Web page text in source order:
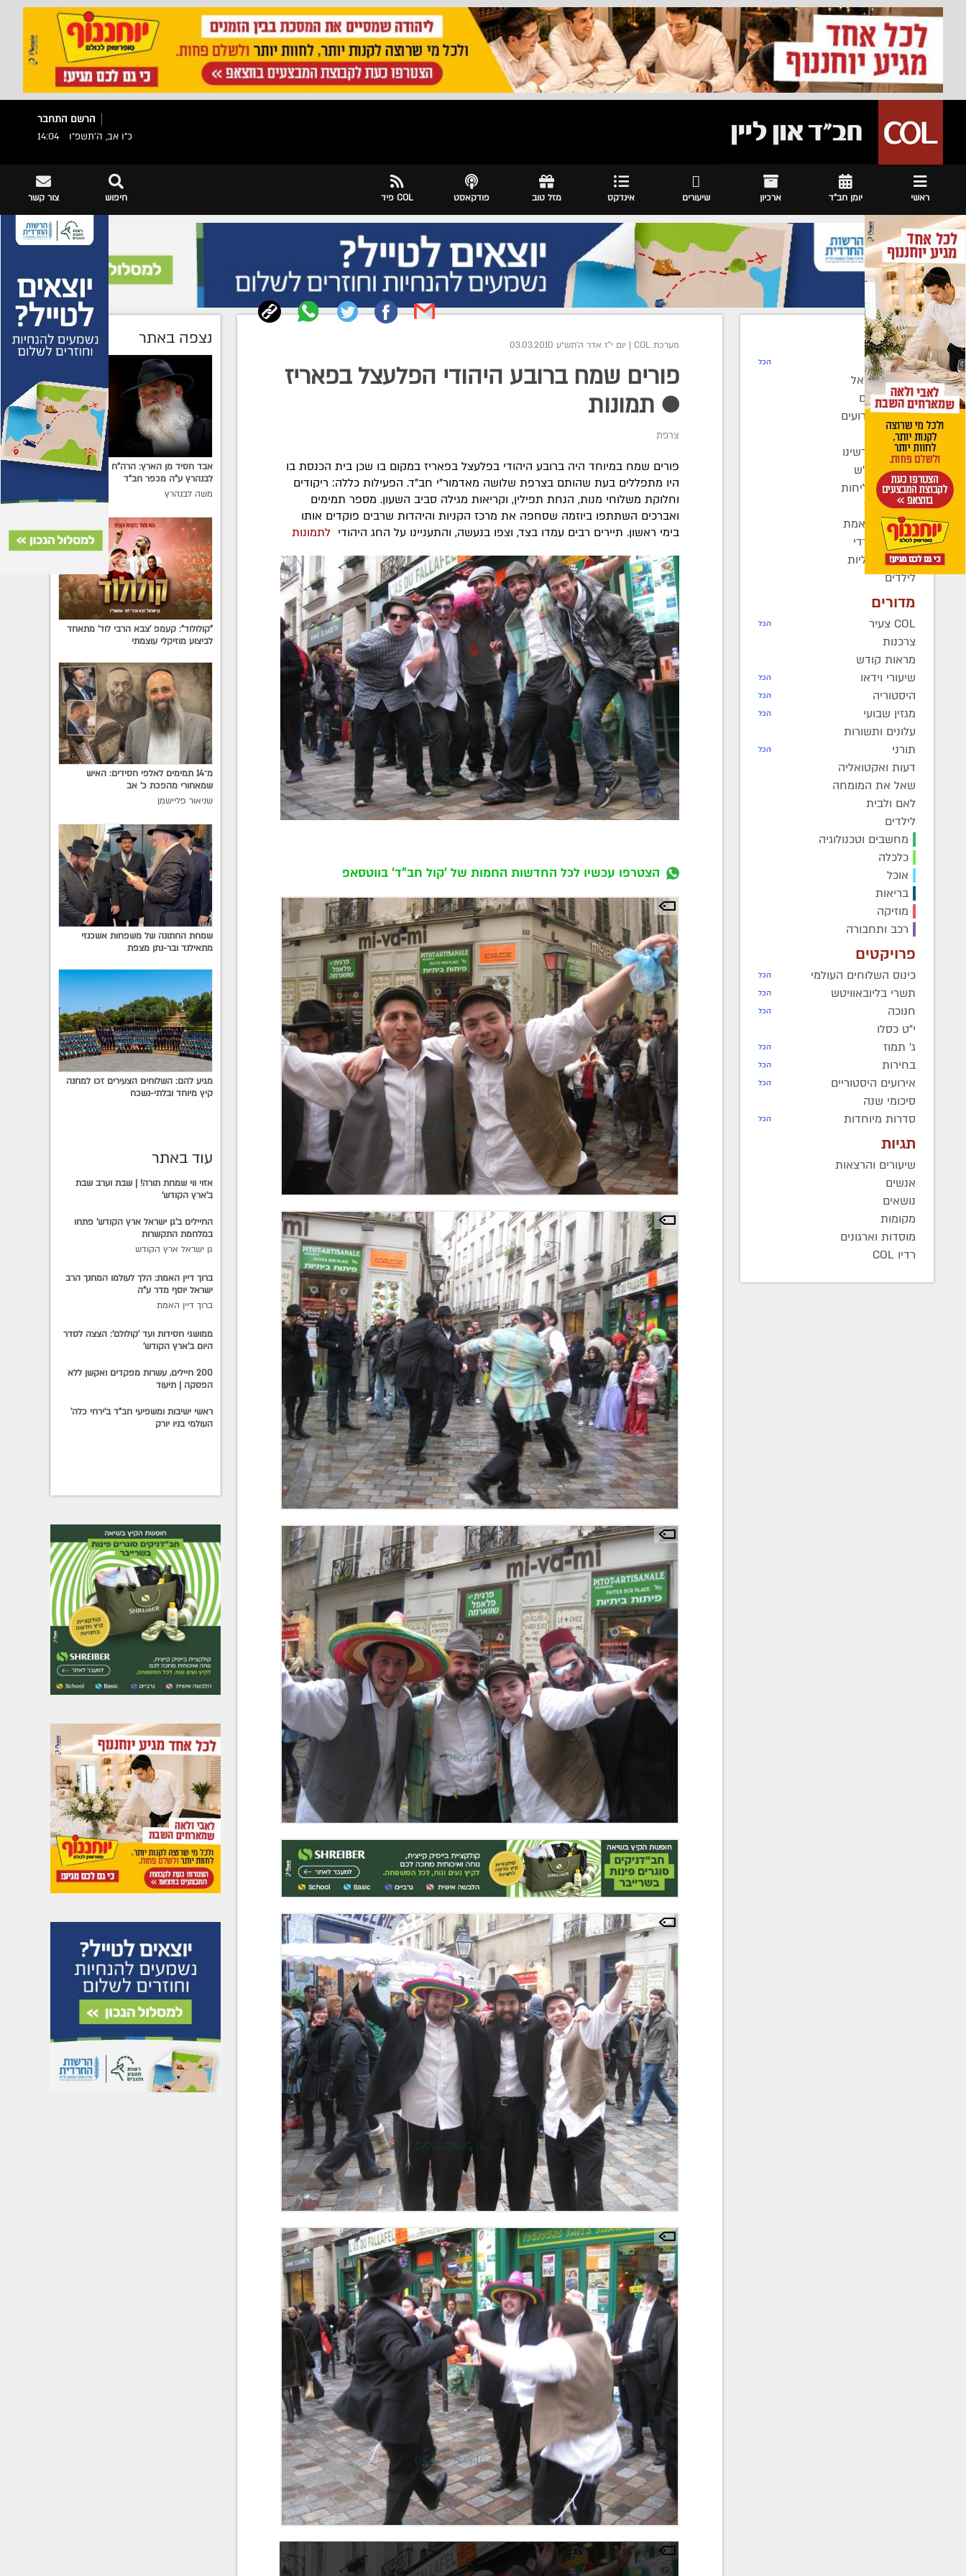
הרשם התחבר
כ"ו אב, ה׳תשפ״ו
14:04
ראשי יומן חב"ד ארכיון שיעורים אינדקס מזל טוב פודקאסט COL פיד צור קשר חיפוש
חדשות
רדיו COL הכל
חב"ד בישראל
חב"ד בעולם
כינוסים ואירועים
קהילות
בחצרות קדשינו
שמחות אנ"ש
יוצאים לשליחות
נשות חב"ד
ברוך דיין האמת
בעולם החרדי
חדשות כלליות
לילדים
מדורים
COL צעיר הכל
צרכנות
מראות קודש
שיעורי וידאו
הכל
היסטוריה הכל
מגזין שבועי הכל
עלונים ותשורות
תורני
הכל
דעות ואקטואליה
שאל את המומחה
לאם ולבית
לילדים
מחשבים וטכנולוגיה
כלכלה
אוכל
בריאות
מוזיקה
רכב ותחבורה
פרויקטים
כינוס השלוחים העולמי הכל
תשרי בליובאוויטש הכל
חנוכה הכל
י"ט כסלו
ג' תמוז
הכל
בחירות הכל
אירועים היסטוריים הכל
סיכומי שנה
סדרות מיוחדות
הכל
תגיות
שיעורים והרצאות
אנשים
נושאים
מקומות
מוסדות וארגונים
רדיו COL
מערכת COL | יום י"ז אדר ה׳תש״ע 03.03.2010
פורים שמח ברובע היהודי הפלעצל בפאריז
● תמונות
צרפת
פורים שמח במיוחד היה ברובע היהודי בפלעצל בפאריז במקום בו שכן בית הכנסת בו
היו מתפללים בעת שהותם בצרפת שלושה מאדמור"י חב"ד. הפעילות כללה: ריקודים
וחלוקת משלוחי מנות, הנחת תפילין, וקריאות מגילה סביב השעון. מספר תמימים
ואברכים השתתפו ביוזמה שסחפה את מרכז הקניות והיהדות שרבים פוקדים אותו
בימי ראשון. תיירים רבים עמדו בצד, וצפו בנעשה, והתעניינו על החג היהודילתמונות
הצטרפו עכשיו לכל החדשות החמות של 'קול חב"ד' בווטסאפ
נצפה באתר
אבד חסיד מן הארץ: הרה"ח ר' משה
לבנהרץ ע"ה מכפר חב"ד
משה לבנהרץ
"קולולוד": קעמפ 'צבא הרבי לוד' מתאחד
לביצוע מוזיקלי עוצמתי
מ־14 תמימים לאלפי חסידים: האיש
שמאחורי מהפכת כ׳ אב
שניאור פליישמן
שמחת החתונה של משפחות אשכנזי
מתאילנד ובר-נתן מצפת
מגיע להם: השלוחים הצעירים זכו למחנה
קיץ מיוחד ובלתי-נשכח
עוד באתר
אזוי ווי שמחת תורה! | שבת וערב שבת
ב'ארץ הקודש'
החיילים ב'גן ישראל ארץ הקודש' פתחו
במלחמת התקשרות
גן ישראל ארץ הקודש
ברוך דיין האמת: הלך לעולמו המחנך הרב
ישראל יוסף מדר ע"ה
ברוך דיין האמת
ממושגי חסידות ועד 'קולולם': הצצה לסדר
היום ב'ארץ הקודש'
200 חיילים, עשרות מפקדים ואקשן ללא
הפסקה | תיעוד
ראשי ישיבות ומשפיעי חב"ד ב'ירחי כלה'
העולמי בניו יורק